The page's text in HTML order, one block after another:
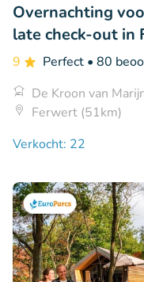
Overnachting
late check-out in
9 Perfect • 80
De Kroon van
Ferwert (51km)
Verkocht: 22